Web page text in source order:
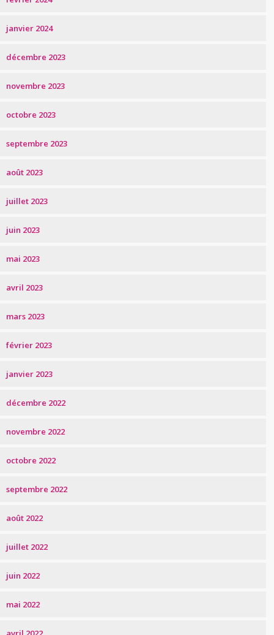
janvier 2024
décembre 2023
novembre 2023
octobre 2023
septembre 2023
août 2023
juillet 2023
juin 2023
mai 2023
avril 2023
mars 2023
février 2023
janvier 2023
décembre 2022
novembre 2022
octobre 2022
septembre 2022
août 2022
juillet 2022
juin 2022
mai 2022